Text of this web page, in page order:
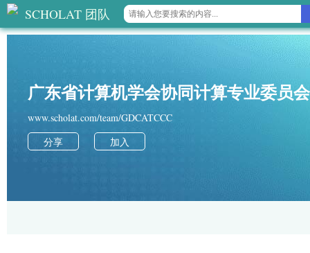
SCHOLAT 团队
广东省计算机学会协同计算专业委员会
www.scholat.com/team/GDCATCCC
分享
加入